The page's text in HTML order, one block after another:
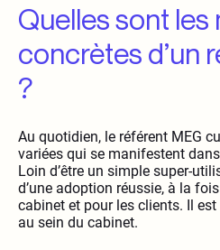
Quelles sont les
concrètes d’un
?
Au quotidien, le référent MEG
variées qui se manifestent
Loin d’être un simple super-
d’une adoption réussie, à la
cabinet et pour les clients. Il est
au sein du cabinet.